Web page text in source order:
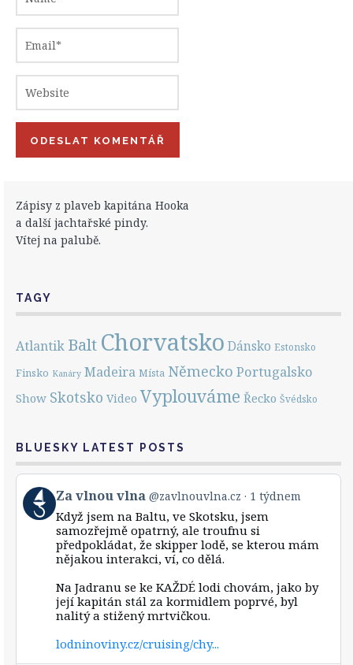
Zápisy z plaveb kapitána Hooka
a další jachtařské pindy.
Vítej na palubě.
TAGY
Atlantik Balt Chorvatsko Dánsko Estonsko
Finsko Kanáry Madeira Místa Německo Portugalsko
Show Skotsko Video Vyplouváme Řecko Švédsko
BLUESKY LATEST POSTS
View
post
by
Bluesky
Za vlnou vlna @zavlnouvlna.cz 1 týdnem
Když jsem na Baltu, ve Skotsku, jsem
samozřejmě opatrný, ale troufnu si
předpokládat, že skipper lodě, se kterou mám
nějakou interakci, ví, co dělá.
Na Jadranu se ke KAŽDÉ lodi chovám, jako by
její kapitán stál za kormidlem poprvé, byl
nalitý a stižený mrtvičkou.
lodninoviny.cz/cruising/chy...